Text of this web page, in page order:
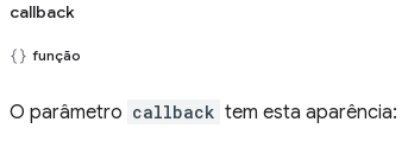
callback
função
O parâmetro callback tem esta aparência: